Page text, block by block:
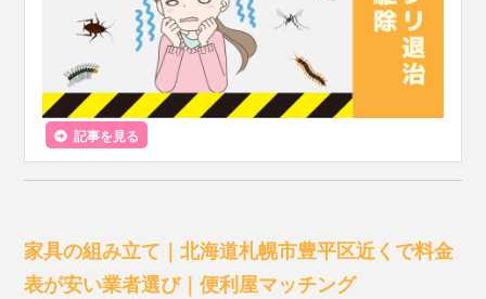
記事を見る
家具の組み立て｜北海道札幌市豊平区近くで料金
表が安い業者選び｜便利屋マッチング